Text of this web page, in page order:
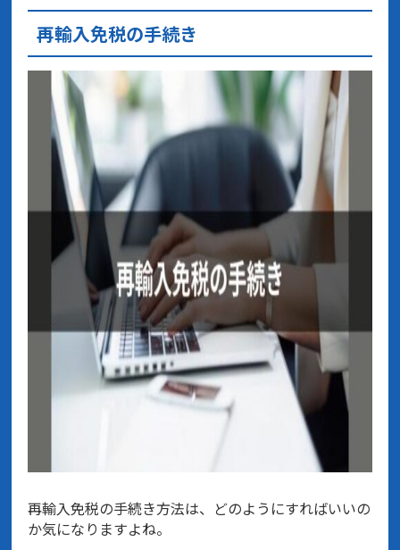
再輸入免税の手続き
再輸入免税の手続き方法は、どのようにすればいいの
か気になりますよね。